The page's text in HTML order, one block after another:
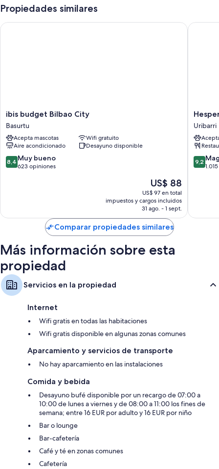
Desayuno buffet con cargo, espacios de coworking y áreas para no
fumadores
Café o té en las áreas comunes, un ascensor y un salón de eventos
Además, brindan servicios como wifi gratis y habitaciones insonorizadas.
También se incluyen los siguientes servicios adicionales:
Barras de agarre cerca de inodoros y asientos de inodoro elevados
Calefacción, servicio de limpieza diario y escritorios
Propiedades similares
ibis
budget
Bilbao
City
Basurtu
ibis budget Bilbao City
Basurtu
Acepta mascotas
Wifi gratuito
Aire acondicionado
Desayuno disponible
8.4
de
8,4 Muy bueno
623 opiniones
El
precio
actual
es
de
US$ 88
US$ 88
US$ 97 en total
impuestos y cargos incluidos
31 ago. - 1 sept.
ibis budget Bilbao City
Bilbao
Uribarri
Uribarri
9.2
de
9,2
Comparar propiedades similares
Más información sobre esta
propiedad
Servicios en la propiedad
Internet
Wifi gratis en todas las habitaciones
Wifi gratis disponible en algunas zonas comunes
Aparcamiento y servicios de transporte
No hay aparcamiento en las instalaciones
Comida y bebida
Desayuno bufé disponible por un recargo de 07:00 a
10:00 de lunes a viernes y de 08:00 a 11:00 los fines de
semana; entre 16 EUR por adulto y 16 EUR por niño
Bar o lounge
Bar-cafetería
Café y té en zonas comunes
Cafetería